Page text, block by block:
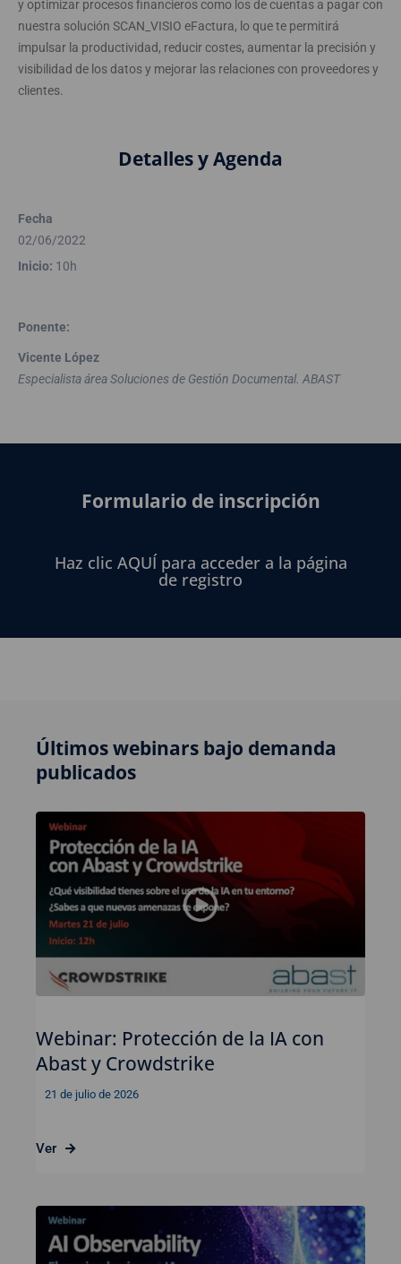
y optimizar procesos financieros como los de cuentas a pagar con
nuestra solución SCAN_VISIO eFactura, lo que te permitirá
impulsar la productividad, reducir costes, aumentar la precisión y
visibilidad de los datos y mejorar las relaciones con proveedores y
clientes.
Detalles y Agenda
Fecha
02/06/2022
Inicio: 10h
Ponente:
Vicente López
Especialista área Soluciones de Gestión Documental. ABAST
Formulario de inscripción
Haz clic AQUÍ para acceder a la página
de registro
Últimos webinars bajo demanda
publicados
Webinar: Protección de la IA con
Abast y Crowdstrike
21 de julio de 2026
Ver